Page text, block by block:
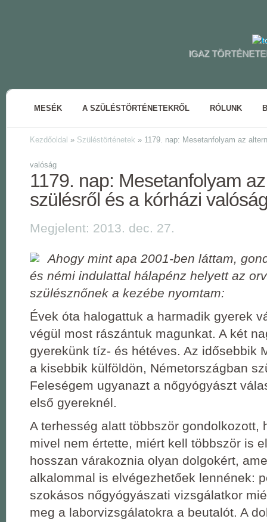
IGAZ
MESÉK A SZÜLÉSTÖRTÉNETEKRŐL RÓLUNK
Kezdőoldal » Szüléstörténetek » 1179. nap: Mesetanfolyam az
valóság
1179. nap: Mesetanfolyam
szülésről és a kórházi
Megjelent: 2013. dec. 27.
Ahogy mint apa 2001-ben láttam,
és némi indulattal hálapénz helyett az
szülésznőnek a kezébe nyomtam:
Évek óta halogattuk a harmadik gyerek
végül most rászántuk magunkat. A két
gyerekünk tíz- és hétéves. Az idősebbik
a kisebbik külföldön, Németországban
Feleségem ugyanazt a nőgyógyászt
első gyereknél.
A terhesség alatt többször gondolkozott,
mivel nem értette, miért kell többször is
hosszan várakoznia olyan dolgokért,
alkalommal is elvégezhetőek lennének:
szokásos nőgyógyászati vizsgálatkor
meg a laborvizsgálatokra a beutalót. A